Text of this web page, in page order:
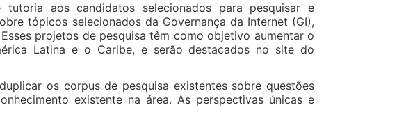
aos candidatos selecionados para pesquisar e
tópicos selecionados da Governança da Internet (GI),
projetos de pesquisa têm como objetivo aumentar o
Latina e o Caribe, e serão destacados no site do
os corpus de pesquisa existentes sobre questões
existente na área. As perspectivas únicas e